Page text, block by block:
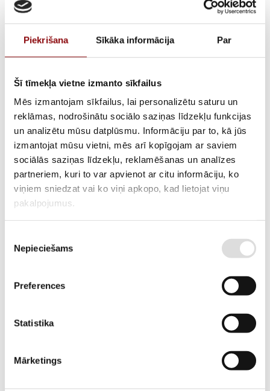
Piekrišana Sīkāka informācija Par
Šī tīmekļa vietne izmanto sīkfailus
Mēs izmantojam sīkfailus, lai personalizētu saturu un
reklāmas, nodrošinātu sociālo saziņas līdzekļu funkcijas
un analizētu mūsu datplūsmu. Informāciju par to, kā jūs
izmantojat mūsu vietni, mēs arī kopīgojam ar saviem
sociālās saziņas līdzekļu, reklamēšanas un analīzes
partneriem, kuri to var apvienot ar citu informāciju, ko
viņiem sniedzat vai ko viņi apkopo, kad lietojat viņu
pakalpojumus.
izvēle
Nepieciešams
Preferences
Statistika
Mārketings
APRAKSTS
Komplekta cena – 10955.72€(cena ar valsts atbalstu –
4455,72€)
Invertors KOSTAL PLENTICORE plus 10;
Saules paneļi 445W – 22 gab;
Saules paneļu montāžas sistēma bitumena šindelim;
BMZ Hyperion Long Life 8,4 kWh, 4 moduļu akumulators;
Materiāli un uzstādīšanas darbs klienta objektā, konsultācijas ST
pieslēguma izveidei un sistēmas nodošana ekspluatācijā;
– Kostal Smart Energy Meter
Tehniskā specifikācija saules invertoram –
Tehniskā specifikācija saules paneļiem –